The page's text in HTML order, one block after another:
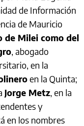
de Información
de Mauricio
de Milei como del
, abogado
en la
en la Quinta;
Jorge Metz, en la
y
en los nombres